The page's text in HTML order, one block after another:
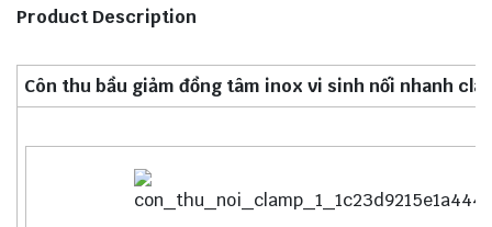
Product Description
Côn thu bầu giảm đồng tâm inox vi sinh nối nhanh